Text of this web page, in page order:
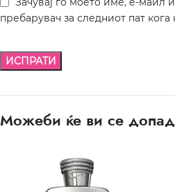
пребарувач за следниот пат
Можеби ќе ви се